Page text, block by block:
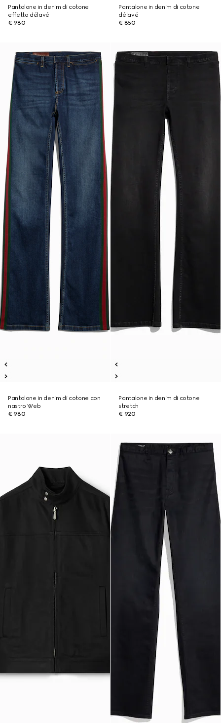
Pantalone in denim di cotone
effetto délavé
€ 980
Pantalone in denim di cotone
délavé
€ 850
Pantalone in denim di cotone con
nastro Web
€ 980
Pantalone in denim di cotone
stretch
€ 920